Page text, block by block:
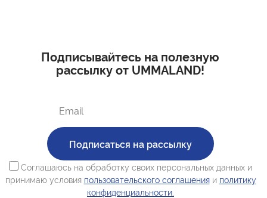
Подписывайтесь на полезную
рассылку от UMMALAND!
Подписаться на рассылку
Соглашаюсь на обработку своих персональных данных и
принимаю условия пользовательского соглашенияи политику
конфиденциальности.